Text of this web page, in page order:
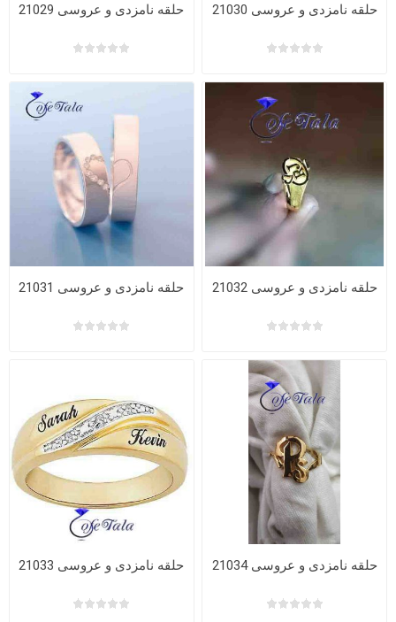
حلقه نامزدی و عروسی 21029 حلقه نامزدی و عروسی 21030
حلقه نامزدی و عروسی 21031 حلقه نامزدی و عروسی 21032
حلقه نامزدی و عروسی 21033 حلقه نامزدی و عروسی 21034